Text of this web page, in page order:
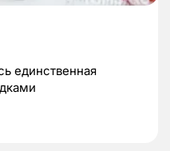
единственная